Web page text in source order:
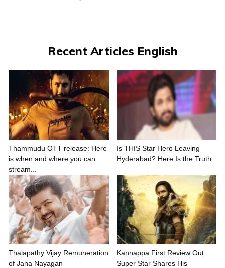
Recent Articles English
Thammudu OTT release: Here
is when and where you can
stream...
Is THIS Star Hero Leaving
Hyderabad? Here Is the Truth
Thalapathy Vijay Remuneration
of Jana Nayagan
Kannappa First Review Out:
Super Star Shares His